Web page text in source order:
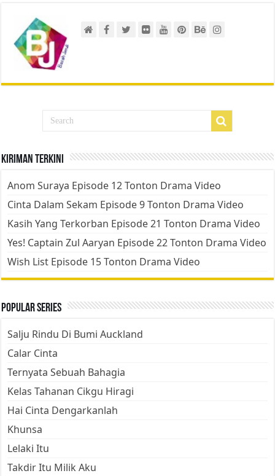
Kiriman Terkini
Anom Suraya Episode 12 Tonton Drama Video
Cinta Dalam Sekam Episode 9 Tonton Drama Video
Kasih Yang Terkorban Episode 21 Tonton Drama Video
Yes! Captain Zul Aaryan Episode 22 Tonton Drama Video
Wish List Episode 15 Tonton Drama Video
Popular Series
Salju Rindu Di Bumi Auckland
Calar Cinta
Ternyata Sebuah Bahagia
Kelas Tahanan Cikgu Hiragi
Hai Cinta Dengarkanlah
Khunsa
Lelaki Itu
Takdir Itu Milik Aku